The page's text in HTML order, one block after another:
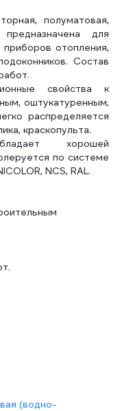
полуматовая,
для
отопления,
Состав
свойства к
оштукатуренным,
распределяется
краскопульта.
хорошей
по системе
NCS, RAL.
(водно-